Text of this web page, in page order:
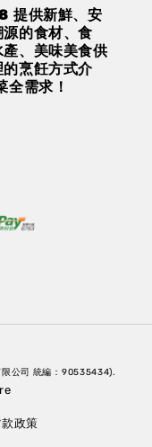
提供新鮮、安
的食材、食
、美味美食供
烹飪方式介
全需求！
公司 統編：90535434).
政策